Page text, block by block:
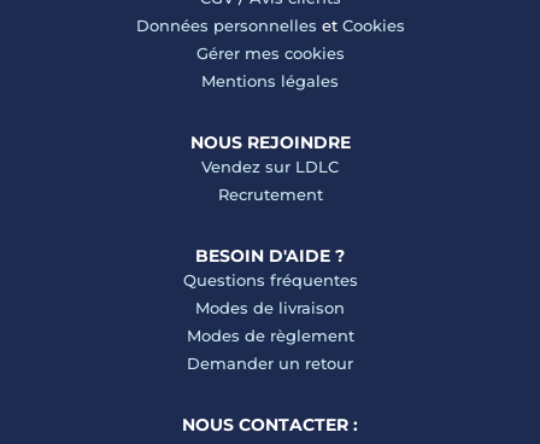
Données personnelles et Cookies
Gérer mes cookies
Mentions légales
NOUS REJOINDRE
Vendez sur LDLC
Recrutement
BESOIN D'AIDE ?
Questions fréquentes
Modes de livraison
Modes de règlement
Demander un retour
NOUS CONTACTER :